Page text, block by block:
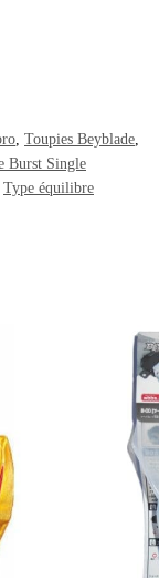
Toupies Beyblade
Burst Single
Type équilibre